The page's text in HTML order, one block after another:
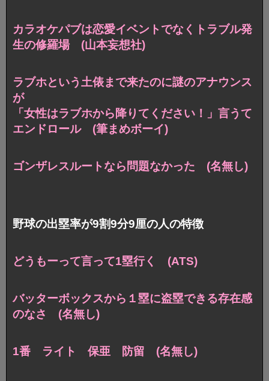
カラオケパブは恋愛イベントでなくトラブル発
生の修羅場 (山本妄想社)
ラブホという土俵まで来たのに謎のアナウンス
が
「女性はラブホから降りてください！」言うて
エンドロール (筆まめボーイ)
ゴンザレスルートなら問題なかった (名無し)
野球の出塁率が9割9分9厘の人の特徴
どうもーって言って1塁行く (ATS)
バッターボックスから１塁に盗塁できる存在感
のなさ (名無し)
1番 ライト 保亜 防留 (名無し)